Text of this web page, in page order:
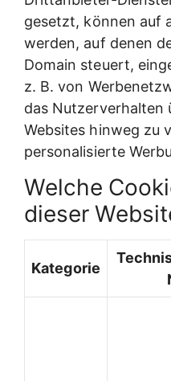
gesetzt, können auf
werden, auf denen
Domain steuert,
z. B. von
das Nutzerverhalten
Websites hinweg zu
personalisierte
Welche
dieser
Kategorie